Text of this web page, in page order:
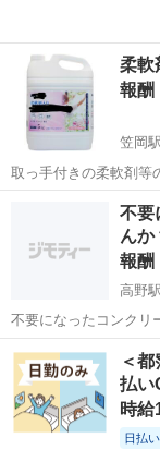
柔軟
報酬
笠岡駅
取っ手付きの柔軟剤等
す。 取っ手付きでお願いします。 あれば譲
検索 「笠岡 岡本部品
笠岡市 笠
不要
んか
報酬
高野駅
不要になったコンクリ
無料教えて頂けると助
してます
岡山 津山市
コンクリートブロッ
＜
払い
時給
日払い